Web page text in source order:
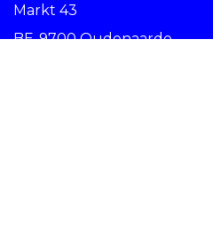
Markt 43
BE-9700 Oudenaarde